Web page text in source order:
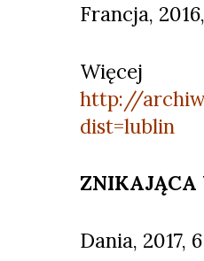
Francja,
http://
dist=lublin
ZNIKAJĄCA
Dania, 2017,